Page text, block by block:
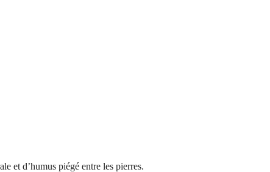
et d’humus piégé entre les pierres.